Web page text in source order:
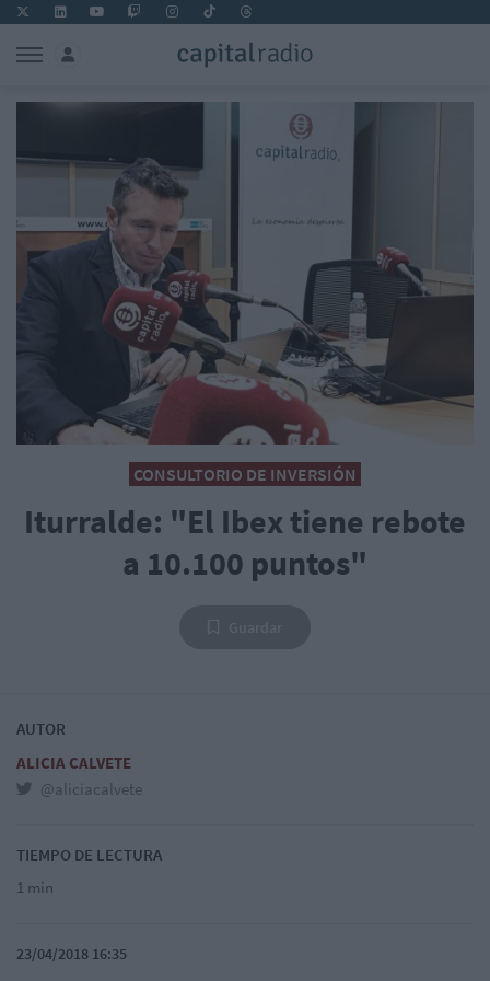
CONSULTORIO DE INVERSIÓN
Iturralde: "El Ibex tiene rebote
a 10.100 puntos"
AUTOR
ALICIA CALVETE
@aliciacalvete
TIEMPO DE LECTURA
1 min
23/04/2018 16:35